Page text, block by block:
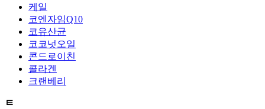
케일
코엔자임Q10
코유산균
코코넛오일
콘드로이친
콜라겐
크랜베리
ㅌ